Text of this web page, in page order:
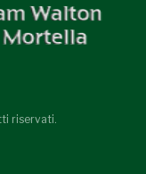
riservati.